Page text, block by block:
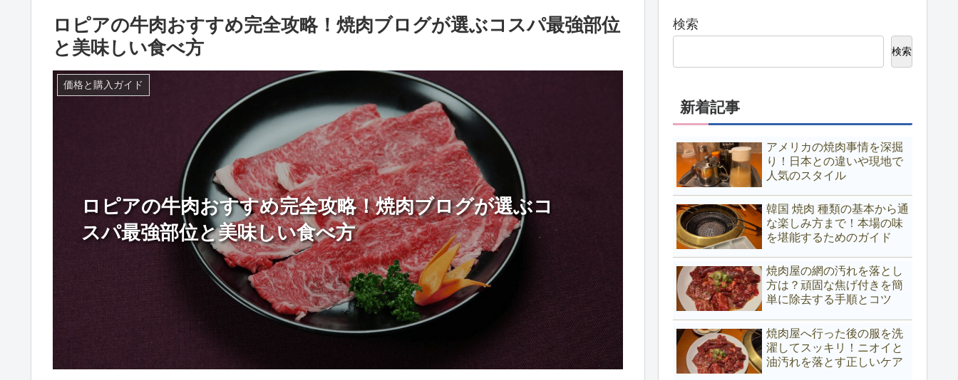
ロピアの牛肉おすすめ完全攻略！焼肉ブログが選ぶコスパ最強部位
と美味しい食べ方
ロピアの牛肉おすすめ完全攻略！焼肉ブログが選ぶコ
スパ最強部位と美味しい食べ方
価格と購入ガイド
検索
検索
新着記事
アメリカの焼肉事情を深掘
り！日本との違いや現地で
人気のスタイル
韓国 焼肉 種類の基本から通
な楽しみ方まで！本場の味
を堪能するためのガイド
焼肉屋の網の汚れを落とし
方は？頑固な焦げ付きを簡
単に除去する手順とコツ
焼肉屋へ行った後の服を洗
濯してスッキリ！ニオイと
油汚れを落とす正しいケア